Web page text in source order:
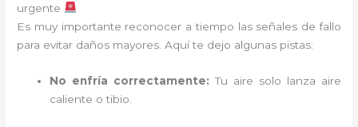
urgente
Es muy importante reconocer a tiempo las señales de fallo
para evitar daños mayores. Aquí te dejo algunas pistas:
No enfría correctamente: Tu aire solo lanza aire
caliente o tibio.